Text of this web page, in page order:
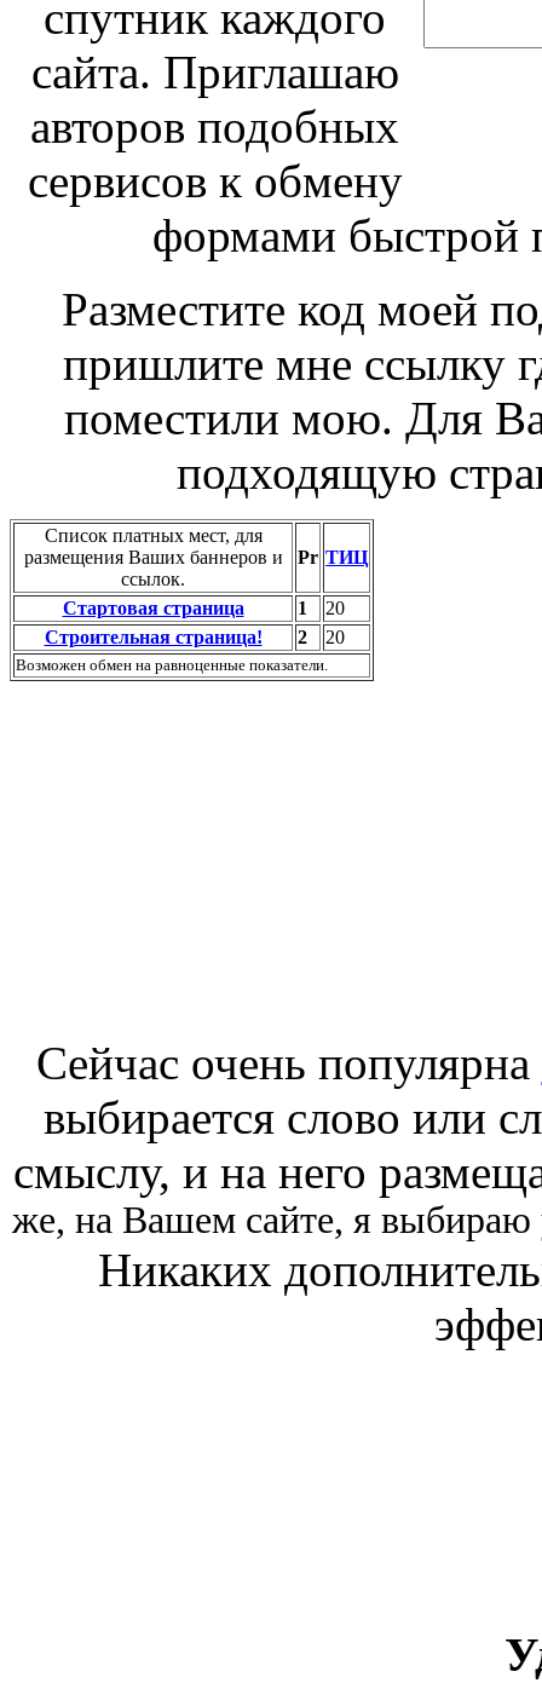
спутник каждого
сайта. Приглашаю
авторов подобных
сервисов к обмену
формами быстрой
Разместите код моей
пришлите мне ссылку
поместили мою. Для
подходящую
Список платных мест, для
размещения Ваших баннеров и
ссылок.
Pr ТИЦ
Стартовая страница 1
20
Строительная страница!
2 20
Возможен обмен на равноценные показатели.
Сейчас очень популярна
выбирается слово или
смыслу, и на него
же, на Вашем сайте, я
Никаких